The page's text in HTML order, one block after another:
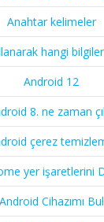
Anahtar kelimeler
hangi
Android 12
8. ne zaman
çerez
yer işaretlerini
Android Cihazımı Bul